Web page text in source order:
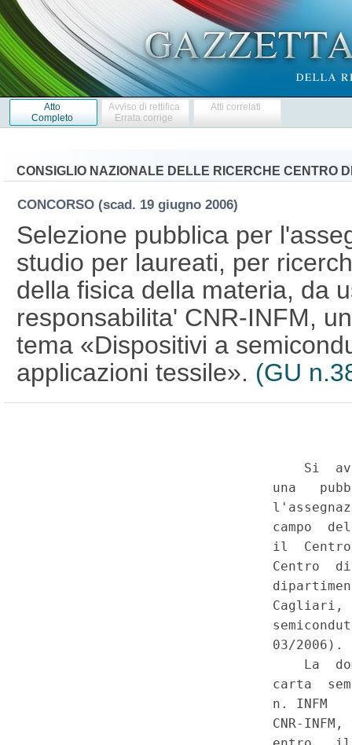
Atto
Completo
Avviso di rettifica
Errata corrige
Atti correlati
CONSIGLIO NAZIONALE DELLE RICERCHE CENTRO
CONCORSO (scad. 19 giugno 2006)
Selezione pubblica per
studio per laureati, per
della fisica della materia, da
responsabilita' CNR-INFM,
tema «Dispositivi a
applicazioni tessile». (GU